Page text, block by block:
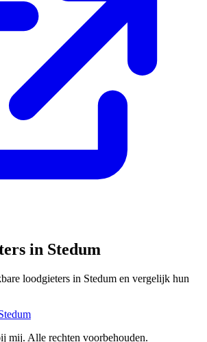
in Stedum
loodgieters in Stedum en vergelijk hun
mij. Alle rechten voorbehouden.